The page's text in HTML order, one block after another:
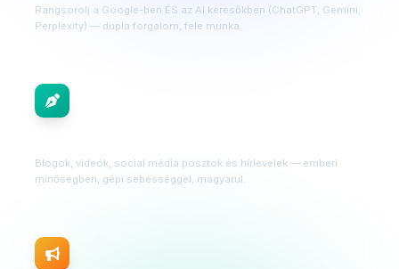
Rangsorolj a Google-ben ÉS az AI keresőkben (ChatGPT, Gemini,
Perplexity) — dupla forgalom, fele munka.
Blogok, videók, social média posztok és hírlevelek — emberi
minőségben, gépi sebességgel, magyarul.